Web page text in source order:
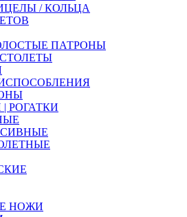
/ КОЛЬЦА
ПАТРОНЫ
РОГАТКИ
НОЖИ